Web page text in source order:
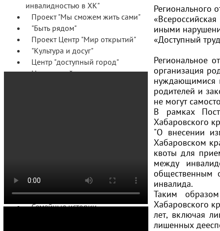
инвалидностью в ХК"
Проект "Мы сможем жить сами"
"Быть рядом"
Проект Центр "Мир открытий"
"Культура и досуг"
Центр "доступный город"
Настольный справочник члена
Проект "Школа РО ВОРДИ
Хабаровского края"
Семейные истории
Регионального
иными
«Доступный
Региональное
организация
нуждающимися
родителей и
не могут
В рамках
Хабаровского
"О внесении
Хабаровском
квоты для
между
общественным
инвалида.
Таким
Хабаровского
лет, включая
лишенных